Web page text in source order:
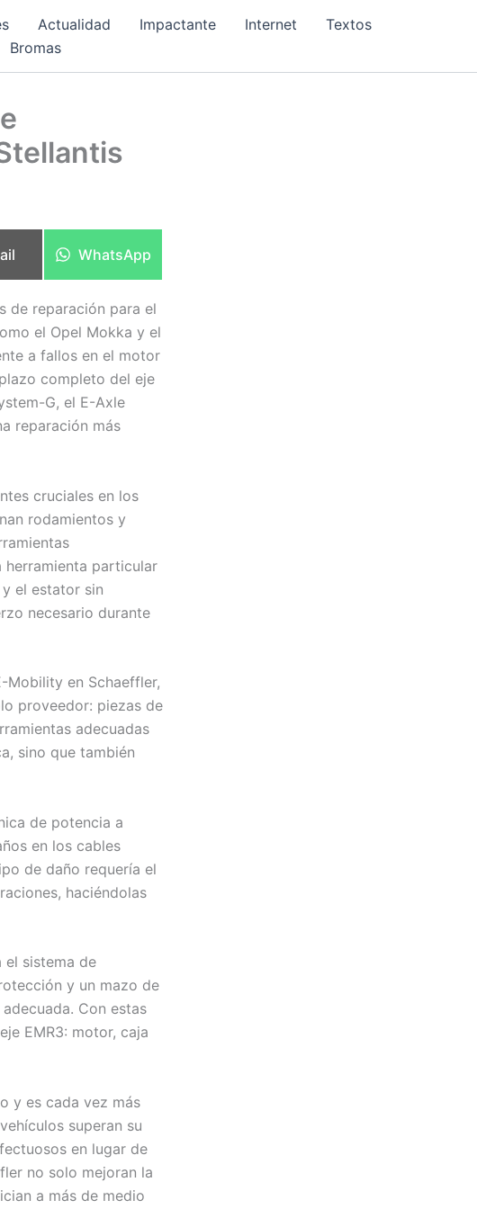
Actualidad Impactante Internet
Textos
Bromas
Compartir
WhatsApp
de reparación para el
el Opel Mokka y el
a fallos en el motor
completo del eje
G, el E-Axle
reparación más
cruciales en los
rodamientos y
herramienta particular
el estator sin
necesario durante
Mobility en Schaeffler,
proveedor: piezas de
adecuadas
sino que también
de potencia a
en los cables
de daño requería el
haciéndolas
el sistema de
y un mazo de
Con estas
EMR3: motor, caja
y es cada vez más
superan su
en lugar de
no solo mejoran la
a más de medio